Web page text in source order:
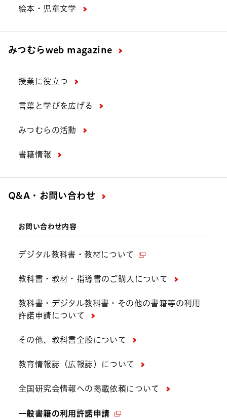
絵本・児童文学
みつむらweb magazine
授業に役立つ
言葉と学びを広げる
みつむらの活動
書籍情報
Q&A・お問い合わせ
お問い合わせ内容
デジタル教科書・教材について
教科書・教材・指導書のご購入について
教科書・デジタル教科書・その他の書籍等の利用
許諾申請について
その他、教科書全般について
教育情報誌（広報誌）について
全国研究会情報への掲載依頼について
一般書籍の利用許諾申請